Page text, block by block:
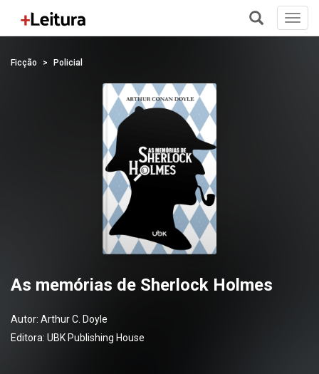
Ficção Policial
As memórias de Sherlock Holmes
Autor: Arthur C. Doyle
Editora: UBK Publishing House